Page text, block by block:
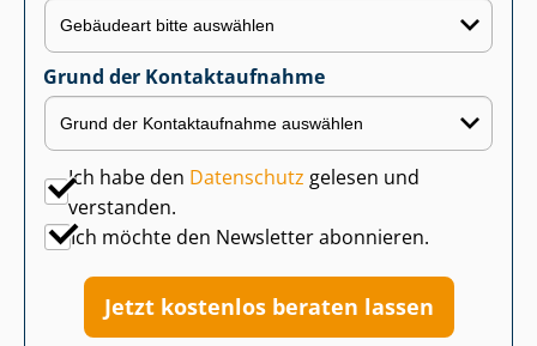
Grund der Kontaktaufnahme
Ich habe den Datenschutz gelesen und
verstanden.
Ich möchte den Newsletter abonnieren.
Jetzt kostenlos beraten lassen